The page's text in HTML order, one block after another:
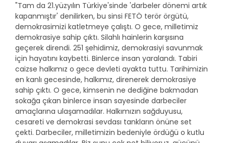
"Tam da 21.yüzyılın Türkiye'sinde 'darbeler dönemi artık
kapanmıştır' denilirken, bu sinsi FETÖ terör örgütü,
demokrasimizi katletmeye çalıştı. O gece, milletimiz
demokrasiye sahip çıktı. Silahlı hainlerin karşısına
geçerek direndi. 251 şehidimiz, demokrasiyi savunmak
için hayatını kaybetti. Binlerce insan yaralandı. Tabiri
caizse halkımız o gece devleti ayakta tuttu. Tarihimizin
en kanlı gecesinde, halkımız, direnerek demokrasiye
sahip çıktı. O gece, kimsenin ne dediğine bakmadan
sokağa çıkan binlerce insan sayesinde darbeciler
amaçlarına ulaşamadılar. Halkımızın sağduyusu,
cesareti ve demokrasi sevdası tankların önüne set
çekti. Darbeciler, milletimizin bedeniyle ördüğü o kutlu